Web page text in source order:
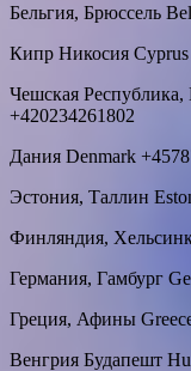
Бельгия, Брюссель
Кипр Никосия
Чешская Республика,
+420234261802
Дания Denmark
Эстония, Таллин
Финляндия,
Германия, Гамбург
Греция, Афины
Венгрия Будапешт